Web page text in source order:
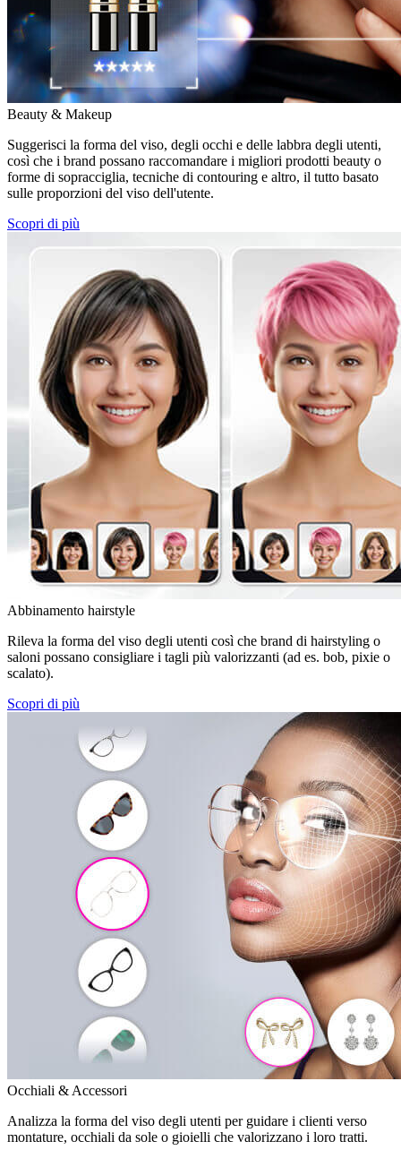
Beauty & Makeup
Suggerisci la forma del viso, degli occhi e delle labbra degli utenti,
così che i brand possano raccomandare i migliori prodotti beauty o
forme di sopracciglia, tecniche di contouring e altro, il tutto basato
sulle proporzioni del viso dell'utente.
Scopri di più
Abbinamento hairstyle
Rileva la forma del viso degli utenti così che brand di hairstyling o
saloni possano consigliare i tagli più valorizzanti (ad es. bob, pixie o
scalato).
Scopri di più
Occhiali & Accessori
Analizza la forma del viso degli utenti per guidare i clienti verso
montature, occhiali da sole o gioielli che valorizzano i loro tratti.